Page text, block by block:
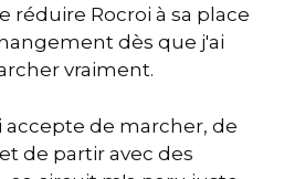
réduire Rocroi à sa place
dès que j'ai
vraiment.
de marcher, de
de partir avec des